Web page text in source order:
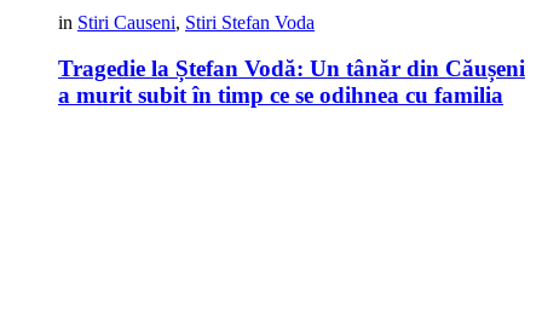
in Stiri Causeni, Stiri Stefan Voda
Tragedie la Ștefan Vodă: Un tânăr din Căușeni
a murit subit în timp ce se odihnea cu familia